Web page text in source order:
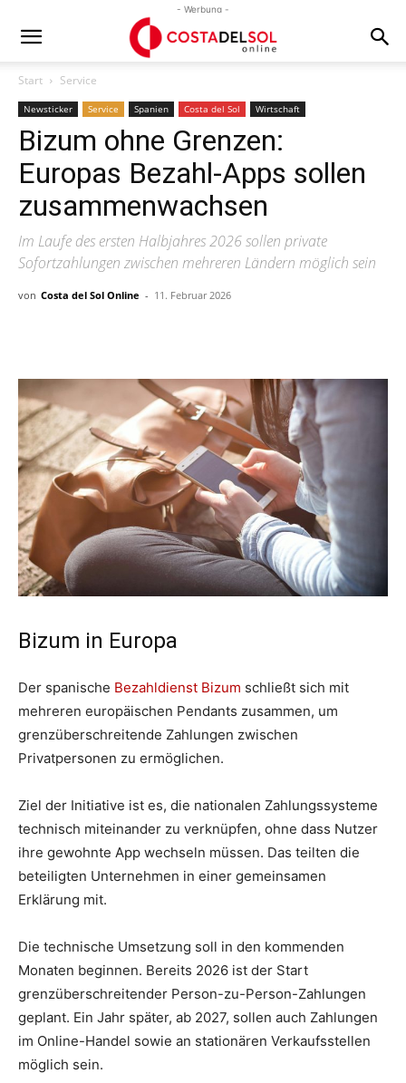
- Werbung -
Start Service
Newsticker Service Spanien Costa del Sol Wirtschaft
Bizum ohne Grenzen:
Europas Bezahl-Apps sollen
zusammenwachsen
Im Laufe des ersten Halbjahres 2026 sollen private
Sofortzahlungen zwischen mehreren Ländern möglich sein
von Costa del Sol Online - 11. Februar 2026
Bizum in Europa
Der spanische Bezahldienst Bizum schließt sich mit
mehreren europäischen Pendants zusammen, um
grenzüberschreitende Zahlungen zwischen
Privatpersonen zu ermöglichen.
Ziel der Initiative ist es, die nationalen Zahlungssysteme
technisch miteinander zu verknüpfen, ohne dass Nutzer
ihre gewohnte App wechseln müssen. Das teilten die
beteiligten Unternehmen in einer gemeinsamen
Erklärung mit.
Die technische Umsetzung soll in den kommenden
Monaten beginnen. Bereits 2026 ist der Start
grenzüberschreitender Person-zu-Person-Zahlungen
geplant. Ein Jahr später, ab 2027, sollen auch Zahlungen
im Online-Handel sowie an stationären Verkaufsstellen
möglich sein.